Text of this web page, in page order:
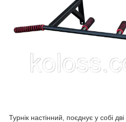
Турнік настінний, поєднує у собі